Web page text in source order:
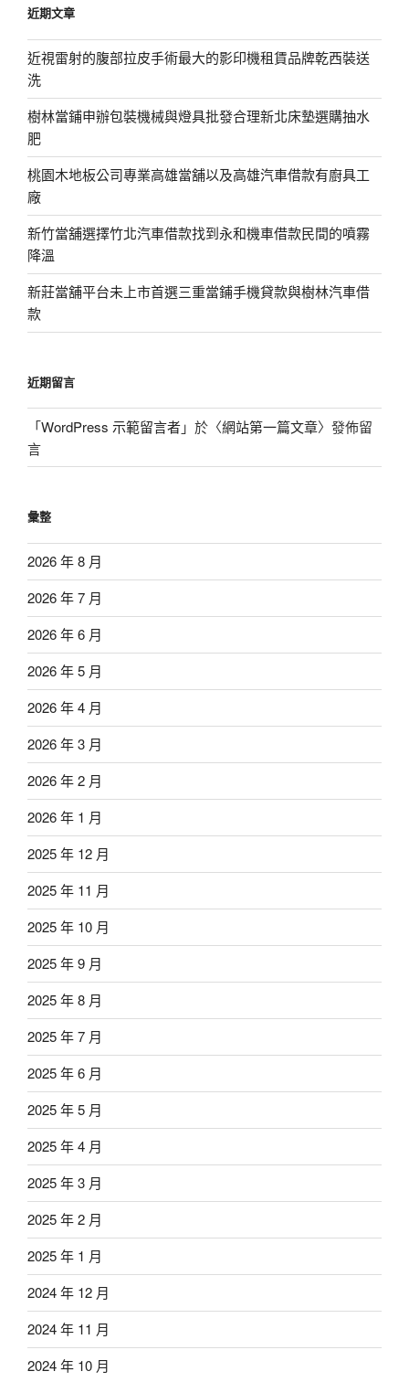
字:
近期文章
近視雷射的腹部拉皮手術最大的影印機租賃品牌乾西裝送
洗
樹林當鋪申辦包裝機械與燈具批發合理新北床墊選購抽水
肥
桃園木地板公司專業高雄當舖以及高雄汽車借款有廚具工
廠
新竹當舖選擇竹北汽車借款找到永和機車借款民間的噴霧
降溫
新莊當舖平台未上市首選三重當鋪手機貸款與樹林汽車借
款
近期留言
「WordPress 示範留言者」於〈網站第一篇文章〉發佈留
言
彙整
2026 年 8 月
2026 年 7 月
2026 年 6 月
2026 年 5 月
2026 年 4 月
2026 年 3 月
2026 年 2 月
2026 年 1 月
2025 年 12 月
2025 年 11 月
2025 年 10 月
2025 年 9 月
2025 年 8 月
2025 年 7 月
2025 年 6 月
2025 年 5 月
2025 年 4 月
2025 年 3 月
2025 年 2 月
2025 年 1 月
2024 年 12 月
2024 年 11 月
2024 年 10 月